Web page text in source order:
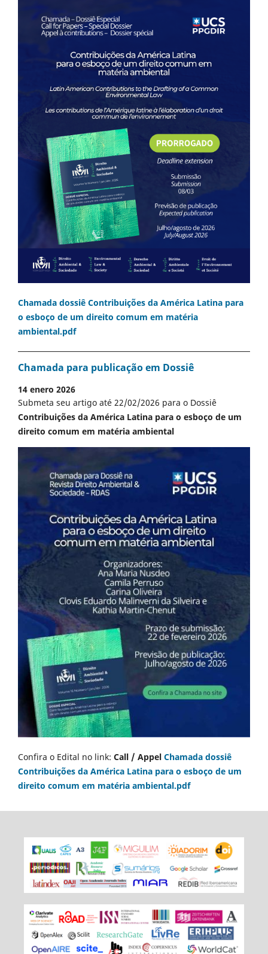
Chamada dossiê Contribuições da América Latina para
o esboço de um direito comum em matéria
ambiental.pdf
Chamada para publicação em Dossiê
14 enero 2026
Submeta seu artigo até 22/02/2026 para o Dossiê
Contribuições da América Latina para o esboço de um
direito comum em matéria ambiental
Confira o Edital no link: Call / Appel Chamada dossiê
Contribuições da América Latina para o esboço de um
direito comum em matéria ambiental.pdf